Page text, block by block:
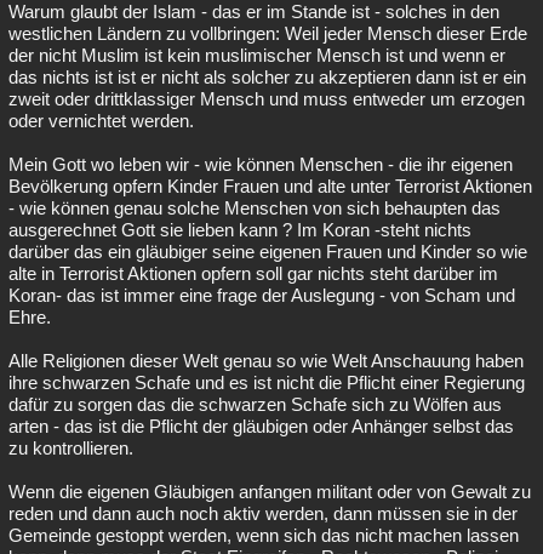
Warum glaubt der Islam - das er im Stande ist - solches in den
westlichen Ländern zu vollbringen: Weil jeder Mensch dieser Erde
der nicht Muslim ist kein muslimischer Mensch ist und wenn er
das nichts ist ist er nicht als solcher zu akzeptieren dann ist er ein
zweit oder drittklassiger Mensch und muss entweder um erzogen
oder vernichtet werden.
Mein Gott wo leben wir - wie können Menschen - die ihr eigenen
Bevölkerung opfern Kinder Frauen und alte unter Terrorist Aktionen
- wie können genau solche Menschen von sich behaupten das
ausgerechnet Gott sie lieben kann ? Im Koran -steht nichts
darüber das ein gläubiger seine eigenen Frauen und Kinder so wie
alte in Terrorist Aktionen opfern soll gar nichts steht darüber im
Koran- das ist immer eine frage der Auslegung - von Scham und
Ehre.
Alle Religionen dieser Welt genau so wie Welt Anschauung haben
ihre schwarzen Schafe und es ist nicht die Pflicht einer Regierung
dafür zu sorgen das die schwarzen Schafe sich zu Wölfen aus
arten - das ist die Pflicht der gläubigen oder Anhänger selbst das
zu kontrollieren.
Wenn die eigenen Gläubigen anfangen militant oder von Gewalt zu
reden und dann auch noch aktiv werden, dann müssen sie in der
Gemeinde gestoppt werden, wenn sich das nicht machen lassen